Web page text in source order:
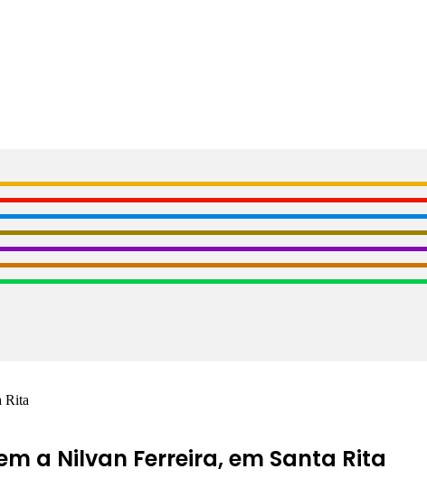
Rita
a Nilvan Ferreira, em Santa Rita